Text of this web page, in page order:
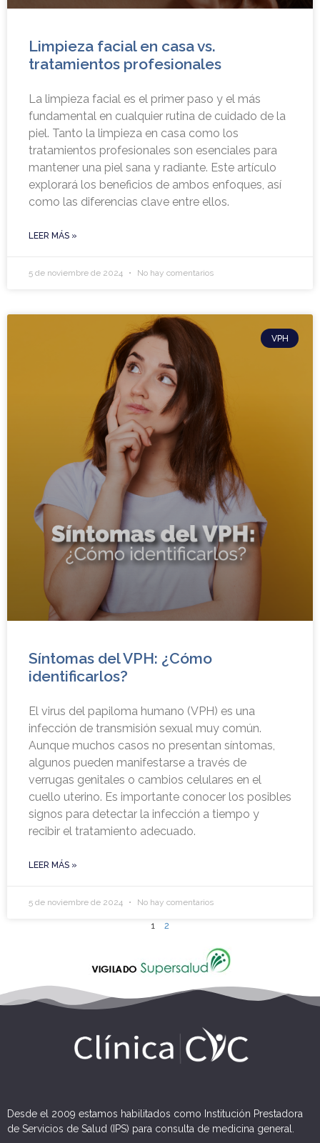
Limpieza facial en casa vs.
tratamientos profesionales
La limpieza facial es el primer paso y el más
fundamental en cualquier rutina de cuidado de la
piel. Tanto la limpieza en casa como los
tratamientos profesionales son esenciales para
mantener una piel sana y radiante. Este artículo
explorará los beneficios de ambos enfoques, así
como las diferencias clave entre ellos.
LEER MÁS »
5 de noviembre de 2024 No hay comentarios
VPH
Síntomas del VPH: ¿Cómo
identificarlos?
El virus del papiloma humano (VPH) es una
infección de transmisión sexual muy común.
Aunque muchos casos no presentan síntomas,
algunos pueden manifestarse a través de
verrugas genitales o cambios celulares en el
cuello uterino. Es importante conocer los posibles
signos para detectar la infección a tiempo y
recibir el tratamiento adecuado.
LEER MÁS »
5 de noviembre de 2024 No hay comentarios
1 2
Desde el 2009 estamos habilitados como Institución Prestadora
de Servicios de Salud (IPS) para consulta de medicina general.